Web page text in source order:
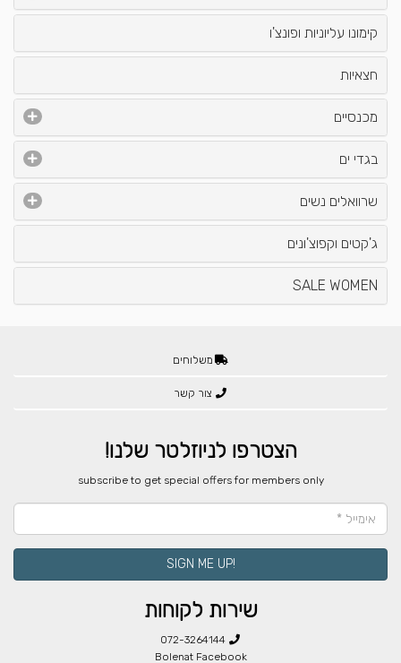
קימונו עליוניות ופונצ'ו
חצאיות
מכנסיים
בגדי ים
שרוואלים נשים
ג'קטים וקפוצ'ונים
SALE WOMEN
משלוחים
צור קשר
הצטרפו לניוזלטר שלנו!
​subscribe to get special offers for members only
!SIGN ME UP
שירות לקוחות
072-3264144
Bolenat Facebook